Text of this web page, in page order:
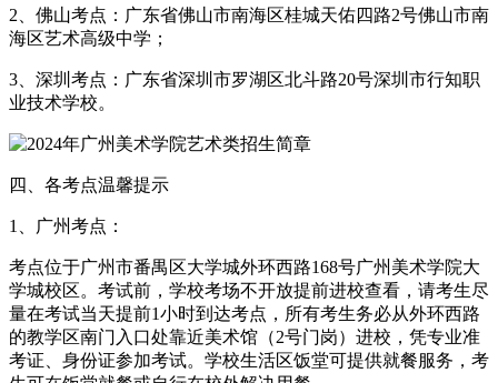
2、佛山考点：广东省佛山市南海区桂城天佑四路2号佛山市南
海区艺术高级中学；
3、深圳考点：广东省深圳市罗湖区北斗路20号深圳市行知职
业技术学校。
四、各考点温馨提示
1、广州考点：
考点位于广州市番禺区大学城外环西路168号广州美术学院大
学城校区。考试前，学校考场不开放提前进校查看，请考生尽
量在考试当天提前1小时到达考点，所有考生务必从外环西路
的教学区南门入口处靠近美术馆（2号门岗）进校，凭专业准
考证、身份证参加考试。学校生活区饭堂可提供就餐服务，考